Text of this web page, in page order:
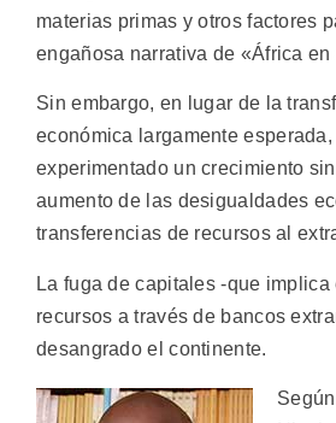
materias primas y otros factores
engañosa narrativa de «África en
Sin embargo, en lugar de la
económica largamente
experimentado un crecimiento
aumento de las desigualdades
transferencias de recursos al
La fuga de capitales -que
recursos a través de bancos
desangrado el continente.